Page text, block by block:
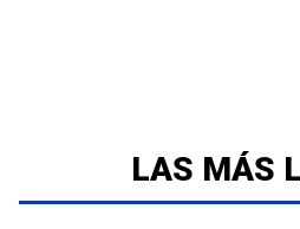
LAS MÁS